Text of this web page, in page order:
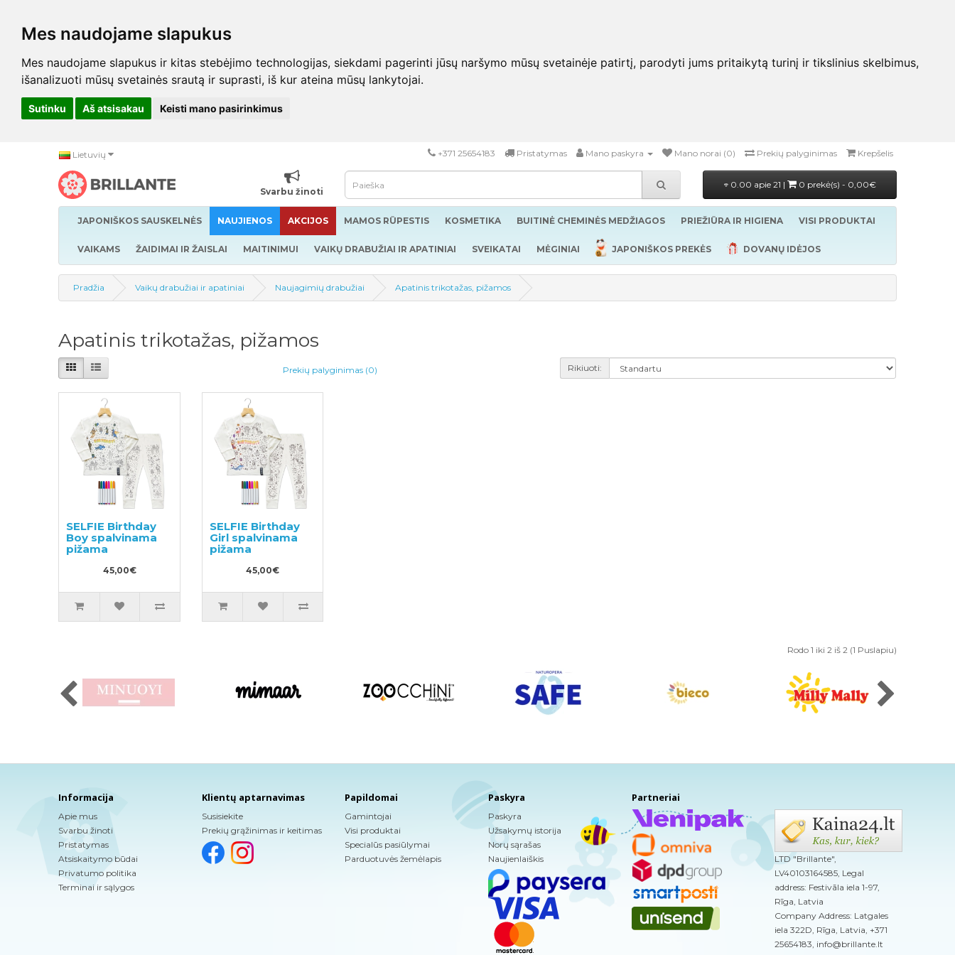
Mes naudojame slapukus
Mes naudojame slapukus ir kitas stebėjimo technologijas, siekdami pagerinti jūsų naršymo mūsų svetainėje patirtį, parodyti jums pritaikytą turinį ir tikslinius skelbimus,
išanalizuoti mūsų svetainės srautą ir suprasti, iš kur ateina mūsų lankytojai.
Sutinku Aš atsisakau Keisti mano pasirinkimus
Lietuvių +371 25654183 Pristatymas Mano paskyra Mano norai (0) Prekių palyginimas Krepšelis
Svarbu žinoti
0.00 apie 21 | 0 prekė(s) - 0,00€
JAPONIŠKOS SAUSKELNĖS NAUJIENOS AKCIJOS MAMOS RŪPESTIS KOSMETIKA BUITINĖ CHEMINĖS MEDŽIAGOS PRIEŽIŪRA IR HIGIENA VISI PRODUKTAI
VAIKAMS ŽAIDIMAI IR ŽAISLAI MAITINIMUI VAIKŲ DRABUŽIAI IR APATINIAI SVEIKATAI MĖGINIAI JAPONIŠKOS PREKĖS DOVANŲ IDĖJOS
Pradžia Vaikų drabužiai ir apatiniai Naujagimių drabužiai Apatinis trikotažas, pižamos
Apatinis trikotažas, pižamos
Prekių palyginimas (0) Rikiuoti:
SELFIE Birthday
Boy spalvinama
pižama
45,00€
SELFIE Birthday
Girl spalvinama
pižama
45,00€
Rodo 1 iki 2 iš 2 (1 Puslapiu)
Informacija
Apie mus
Svarbu žinoti
Pristatymas
Atsiskaitymo būdai
Privatumo politika
Terminai ir sąlygos
Klientų aptarnavimas
Susisiekite
Prekių grąžinimas ir keitimas
Papildomai
Gamintojai
Visi produktai
Specialūs pasiūlymai
Parduotuvės žemėlapis
Paskyra
Paskyra
Užsakymų istorija
Norų sąrašas
Naujienlaiškis
Partneriai
LTD "Brillante",
LV40103164585, Legal
address: Festivāla iela 1-97,
Rīga, Latvia
Company Address: Latgales
iela 322D, Rīga, Latvia, +371
25654183, info@brillante.lt